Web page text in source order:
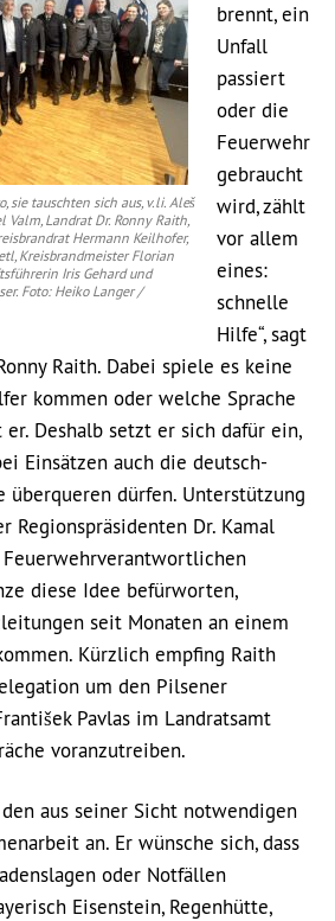
sie tauschten sich aus, v.li. Aleš
Valm, Landrat Dr. Ronny Raith,
Hermann Keilhofer,
Kreisbrandmeister Florian
Iris Gehard und
Foto: Heiko Langer /
brennt, ein
Unfall
passiert
oder die
Feuerwehr
gebraucht
wird, zählt
vor allem
eines:
schnelle
Hilfe“, sagt
Raith. Dabei spiele es keine
kommen oder welche Sprache
Deshalb setzt er sich dafür ein,
Einsätzen auch die deutsch-
überqueren dürfen. Unterstützung
Regionspräsidenten Dr. Kamal
Feuerwehrverantwortlichen
diese Idee befürworten,
seit Monaten an einem
Kürzlich empfing Raith
um den Pilsener
Pavlas im Landratsamt
voranzutreiben.
aus seiner Sicht notwendigen
an. Er wünsche sich, dass
oder Notfällen
Eisenstein, Regenhütte,